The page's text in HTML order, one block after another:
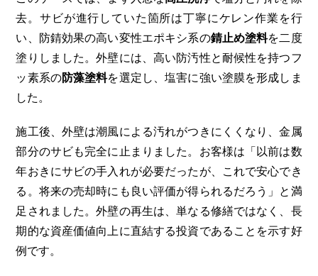
去。サビが進行していた箇所は丁寧にケレン作業を行
い、防錆効果の高い変性エポキシ系の錆止め塗料を二度
塗りしました。外壁には、高い防汚性と耐候性を持つフ
ッ素系の防藻塗料を選定し、塩害に強い塗膜を形成しま
した。
施工後、外壁は潮風による汚れがつきにくくなり、金属
部分のサビも完全に止まりました。お客様は「以前は数
年おきにサビの手入れが必要だったが、これで安心でき
る。将来の売却時にも良い評価が得られるだろう」と満
足されました。外壁の再生は、単なる修繕ではなく、長
期的な資産価値向上に直結する投資であることを示す好
例です。